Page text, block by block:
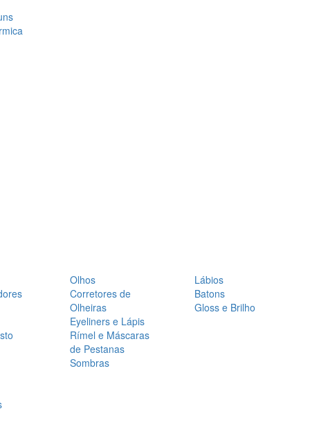
Olhos
Corretores de
Olheiras
Eyeliners e Lápis
Rímel e Máscaras
de Pestanas
Sombras
Lábios
Batons
Gloss e Brilho